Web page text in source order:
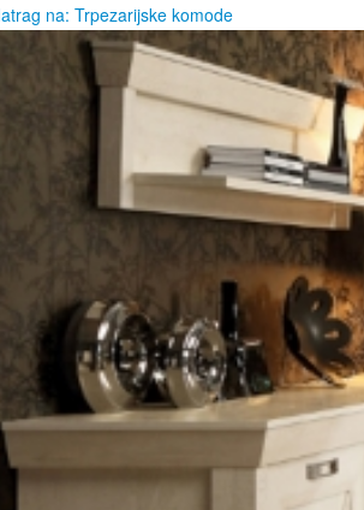
na: Trpezarijske komode